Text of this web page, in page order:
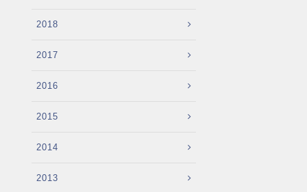
2018
2017
2016
2015
2014
2013